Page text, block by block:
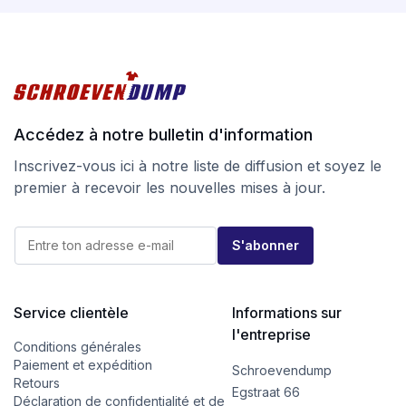
de plastique.
screwdump.co.uk et jetez un coup d’œil à notre
instragram.
Accédez à notre bulletin d'information
Inscrivez-vous ici à notre liste de diffusion et soyez le
premier à recevoir les nouvelles mises à jour.
-
i
E
m
l
S'abonner
Service clientèle
Conditions générales
Paiement et expédition
Retours
Déclaration de confidentialité et de
Informations sur
l'entreprise
Schroevendump
Egstraat 66